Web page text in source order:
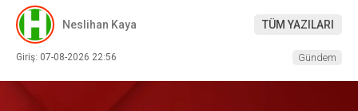
Neslihan Kaya TÜM YAZILARI
Giriş: 07-08-2026 22:56 Gündem